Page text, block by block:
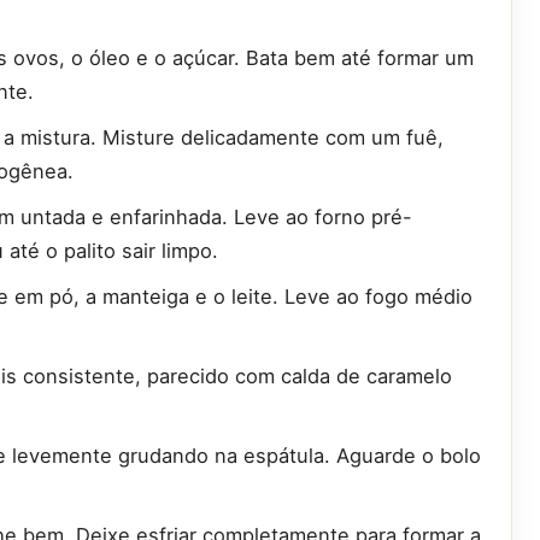
o óleo e o açúcar. Bata bem até formar um
mistura. Misture delicadamente com um fuê,
untada e enfarinhada. Leve ao forno pré-
até o palito sair limpo.
em pó, a manteiga e o leite. Leve ao fogo médio
consistente, parecido com calda de caramelo
grudando na espátula. Aguarde o bolo